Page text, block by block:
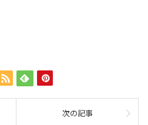
次の記事